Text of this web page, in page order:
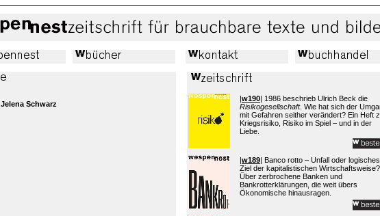
Jelena Schwarz
|w190| 1986 beschrieb Ulrich Beck die
Risikogesellschaft. Wie hat sich der
mit Gefahren seither verändert? Ein Heft
Kriegsrisiko, Risiko im Spiel – und in der
Liebe.
|w189| Banco rotto – Unfall oder logisches
Ziel der kapitalistischen Wirtschaftsweise?
Über zerbrochene Banken und
Bankrotterklärungen, die weit übers
Ökonomische hinausragen.